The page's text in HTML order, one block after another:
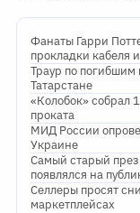
Фанаты Гарри
прокладки кабеля
Траур по
Татарстане
«Колобок» собрал
проката
МИД России
Украине
Самый старый
появлялся на
Селлеры просят
маркетплейсах